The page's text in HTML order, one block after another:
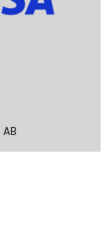
AB